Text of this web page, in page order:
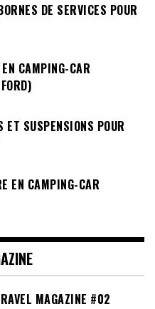
DE SERVICES POUR
CAMPING-CAR
SUSPENSIONS POUR
EN CAMPING-CAR
MAGAZINE #02